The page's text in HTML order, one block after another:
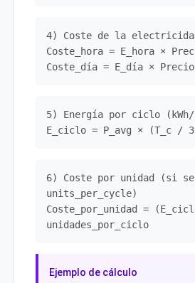
4) Coste de la
Coste_hora = E_hora ×
Coste_día = E_día × Precio
5) Energía por ciclo
E_ciclo = P_avg × (T_c /
6) Coste por unidad (si
units_per_cycle)
Coste_por_unidad =
unidades_por_ciclo
Ejemplo de cálculo